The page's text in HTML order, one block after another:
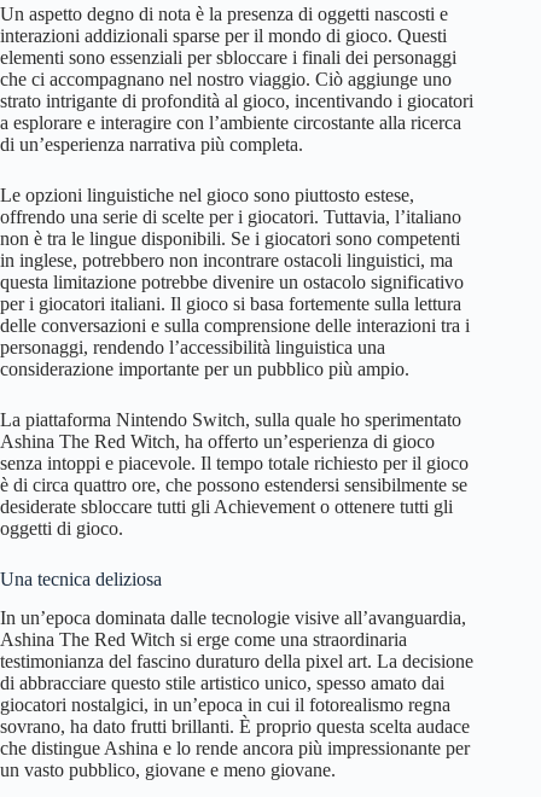
Un aspetto degno di nota è la presenza di oggetti nascosti e
interazioni addizionali sparse per il mondo di gioco. Questi
elementi sono essenziali per sbloccare i finali dei personaggi
che ci accompagnano nel nostro viaggio. Ciò aggiunge uno
strato intrigante di profondità al gioco, incentivando i giocatori
a esplorare e interagire con l’ambiente circostante alla ricerca
di un’esperienza narrativa più completa.
Le opzioni linguistiche nel gioco sono piuttosto estese,
offrendo una serie di scelte per i giocatori. Tuttavia, l’italiano
non è tra le lingue disponibili. Se i giocatori sono competenti
in inglese, potrebbero non incontrare ostacoli linguistici, ma
questa limitazione potrebbe divenire un ostacolo significativo
per i giocatori italiani. Il gioco si basa fortemente sulla lettura
delle conversazioni e sulla comprensione delle interazioni tra i
personaggi, rendendo l’accessibilità linguistica una
considerazione importante per un pubblico più ampio.
La piattaforma Nintendo Switch, sulla quale ho sperimentato
Ashina The Red Witch, ha offerto un’esperienza di gioco
senza intoppi e piacevole. Il tempo totale richiesto per il gioco
è di circa quattro ore, che possono estendersi sensibilmente se
desiderate sbloccare tutti gli Achievement o ottenere tutti gli
oggetti di gioco.
Una tecnica deliziosa
In un’epoca dominata dalle tecnologie visive all’avanguardia,
Ashina The Red Witch si erge come una straordinaria
testimonianza del fascino duraturo della pixel art. La decisione
di abbracciare questo stile artistico unico, spesso amato dai
giocatori nostalgici, in un’epoca in cui il fotorealismo regna
sovrano, ha dato frutti brillanti. È proprio questa scelta audace
che distingue Ashina e lo rende ancora più impressionante per
un vasto pubblico, giovane e meno giovane.